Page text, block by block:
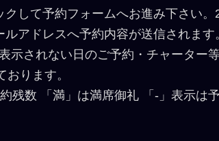
して予約フォームへお進み下さい
アドレスへ予約内容が送信されます
示されない日のご予約・チャーター
ります。
約残数 「満」は満席御礼 「-」表示は